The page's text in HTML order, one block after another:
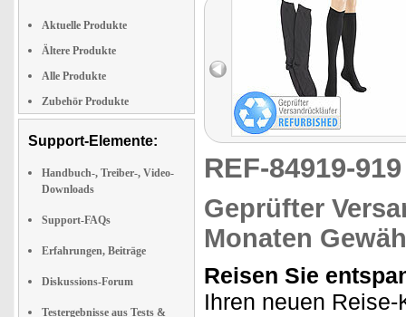
Aktuelle Produkte
Ältere Produkte
Alle Produkte
Zubehör Produkte
Support-Elemente:
Handbuch-, Treiber-, Video-
Downloads
Support-FAQs
Erfahrungen, Beiträge
Diskussions-Forum
Testergebnisse aus Tests &
REF-84919-
Geprüfter
Monaten
Reisen Sie
Ihren neuen